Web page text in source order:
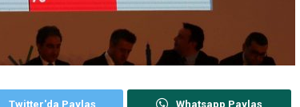
Twitter'da Paylaş Whatsapp Paylaş